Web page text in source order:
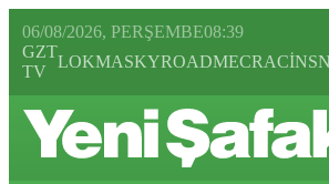
06/08/2026, PERŞEMBE08:39
GZT
TV
LOKMASKYROADMECRACİNS